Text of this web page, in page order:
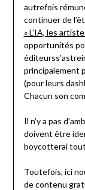
autrefois
continuer de
« L’IA, les
opportunités
principalement
(pour leurs
Chacun son
Il n’y a pas
doivent être
boycotterai
Toutefois, ici
de contenu